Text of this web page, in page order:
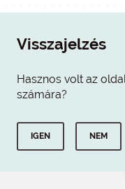
Visszajelzés
Hasznos volt az
számára?
IGEN NEM